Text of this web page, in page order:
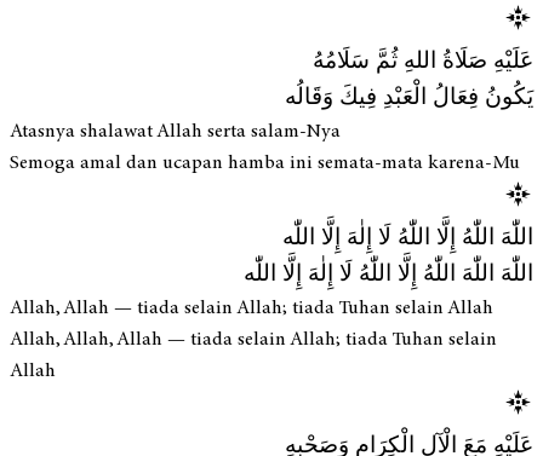
عَلَيْهِ صَلَاةُ اللهِ ثُمَّ سَلَامُهُ
يَكُونُ فِعَالُ الْعَبْدِ فِيكَ وَقَالُه
Atasnya shalawat Allah serta salam-Nya
Semoga amal dan ucapan hamba ini semata-mata karena-Mu
اللّٰهَ اللّٰهُ إِلَّا اللّٰهُ لَا إِلٰهَ إِلَّا اللّٰه
اللّٰهَ اللّٰهَ اللّٰهُ إِلَّا اللّٰهُ لَا إِلٰهَ إِلَّا اللّٰه
Allah, Allah — tiada selain Allah; tiada Tuhan selain Allah
Allah, Allah, Allah — tiada selain Allah; tiada Tuhan selain
Allah
عَلَيْهِ مَعَ الْآلِ الْكِرَامِ وَصَحْبِهِ